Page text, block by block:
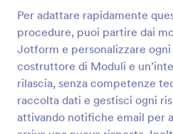
Per adattare rapidamente
procedure, puoi partire dai
Jotform e personalizzare
costruttore di Moduli e
rilascia, senza competenze
raccolta dati e gestisci ogni
attivando notifiche email per